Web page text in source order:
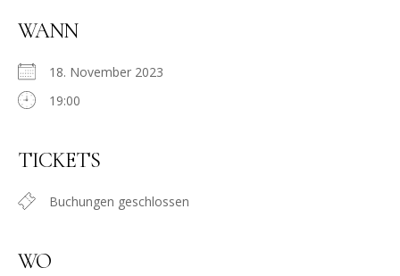
WANN
18. November 2023
19:00
TICKETS
Buchungen geschlossen
WO